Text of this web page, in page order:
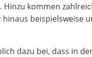
Hinzu kommen
beispielsweise
dazu bei, dass in